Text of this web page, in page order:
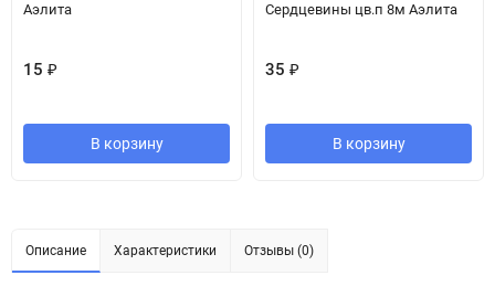
Аэлита
15 ₽
В корзину
Сердцевины цв.п 8м Аэлита
35 ₽
В корзину
Описание Характеристики Отзывы (0)